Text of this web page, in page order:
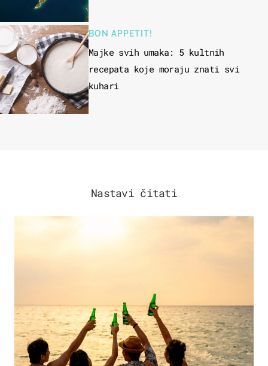
BON APPETIT!
Majke svih umaka: 5 kultnih
recepata koje moraju znati svi
kuhari
Nastavi čitati